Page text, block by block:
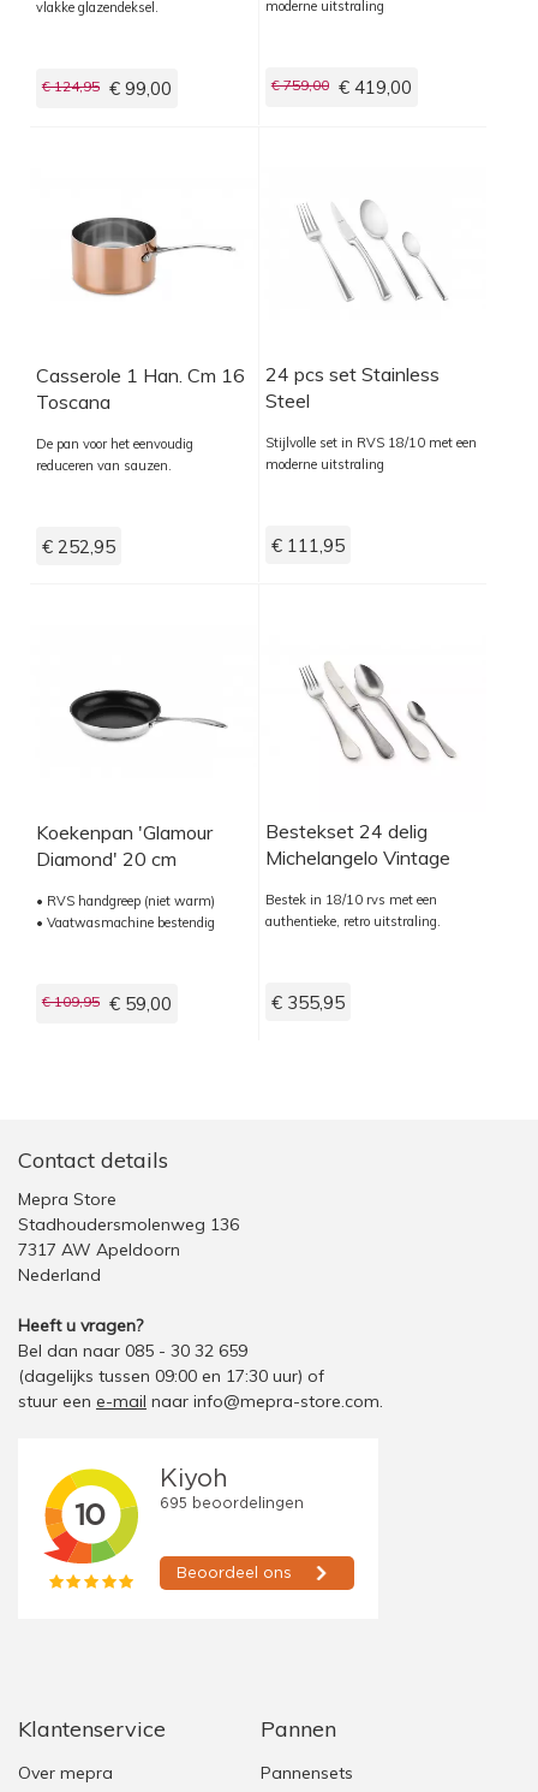
vlakke glazendeksel.
€ 124,95 € 99,00
moderne uitstraling
€ 759,00 € 419,00
Casserole 1 Han. Cm 16
Toscana
De pan voor het eenvoudig
reduceren van sauzen.
€ 252,95
24 pcs set Stainless
Steel
Stijlvolle set in RVS 18/10 met een
moderne uitstraling
€ 111,95
Koekenpan 'Glamour
Diamond' 20 cm
• RVS handgreep (niet warm)
• Vaatwasmachine bestendig
€ 109,95 € 59,00
Bestekset 24 delig
Michelangelo Vintage
Bestek in 18/10 rvs met een
authentieke, retro uitstraling.
€ 355,95
Contact details
Mepra Store
Stadhoudersmolenweg 136
7317 AW Apeldoorn
Nederland
Heeft u vragen?
Bel dan naar 085 - 30 32 659
(dagelijks tussen 09:00 en 17:30 uur) of
stuur een e-mail naar info@mepra-store.com.
Klantenservice
Over mepra
Pannen
Pannensets